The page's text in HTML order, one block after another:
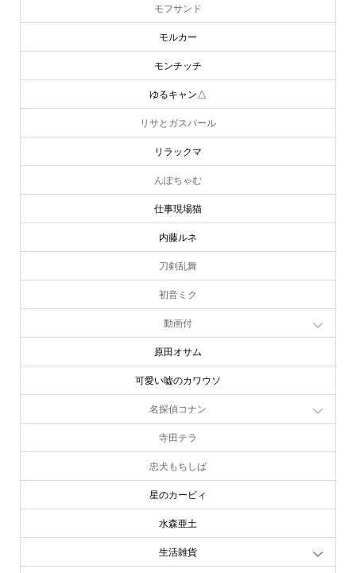
モフサンド
モルカー
モンチッチ
ゆるキャン△
リサとガスパール
リラックマ
んぽちゃむ
仕事現場猫
内藤ルネ
刀剣乱舞
初音ミク
動画付
原田オサム
可愛い嘘のカワウソ
名探偵コナン
寺田テラ
忠犬もちしば
星のカービィ
水森亜土
生活雑貨